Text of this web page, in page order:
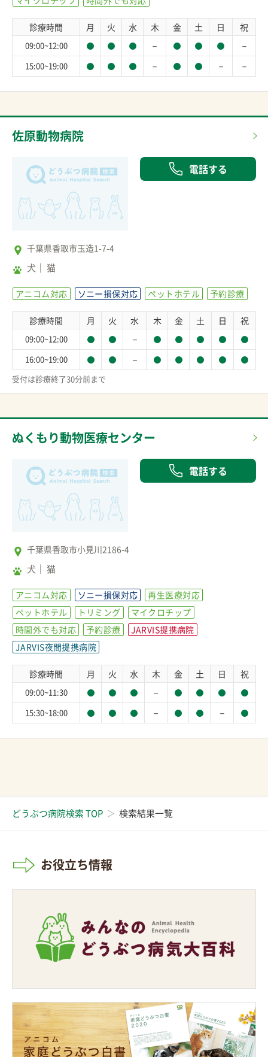
診療時間 月 火 水 木 金 土 日 祝
09:00~12:00 － －
15:00~19:00 － － －
佐原動物病院
電話する
千葉県香取市玉造1-7-4
犬 猫
アニコム対応 ソニー損保対応 ペットホテル 予約診療
診療時間 月 火 水 木 金 土 日 祝
09:00~12:00 －
16:00~19:00 －
受付は診療終了30分前まで
ぬくもり動物医療センター
電話する
千葉県香取市小見川2186-4
犬 猫
アニコム対応 ソニー損保対応
再生医療対応
ペットホテル
トリミング
マイクロチップ
時間外でも対応
予約診療
JARVIS提携病院
JARVIS夜間提携病院
診療時間 月 火 水 木 金 土 日 祝
09:00~11:30 －
15:30~18:00 － －
どうぶつ病院検索 TOP 検索結果一覧
お役立ち情報